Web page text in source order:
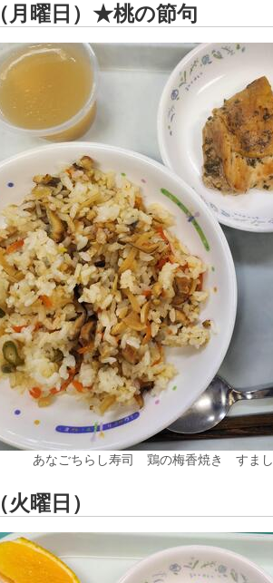
月曜日）★桃の節句
あなごちらし寿司 鶏の梅香焼き すま
曜日）